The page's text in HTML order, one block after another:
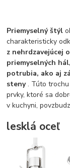
Zápustné umývadlá
čierna kúpelňová
retro kúpeľne
Ako znížiť náklady
szco nakup bez dph
Priemyselný štýl
charakteristicky
z nehrdzavejúcej
priemyselných
potrubia, ako aj
steny. Túto
prvky, ktoré sa
v kuchyni,
lesklá oceľ